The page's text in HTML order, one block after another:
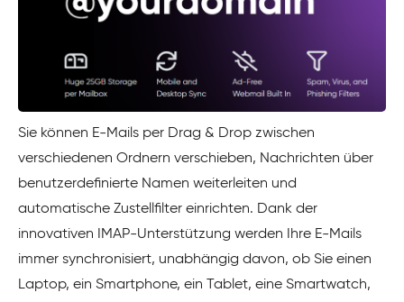
Sie können E-Mails per Drag & Drop zwischen
verschiedenen Ordnern verschieben, Nachrichten über
benutzerdefinierte Namen weiterleiten und
automatische Zustellfilter einrichten. Dank der
innovativen IMAP-Unterstützung werden Ihre E-Mails
immer synchronisiert, unabhängig davon, ob Sie einen
Laptop, ein Smartphone, ein Tablet, eine Smartwatch,